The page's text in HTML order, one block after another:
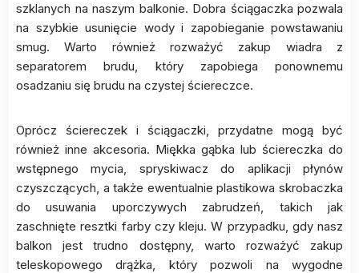
szklanych na naszym balkonie. Dobra ściągaczka pozwala
na szybkie usunięcie wody i zapobieganie powstawaniu
smug. Warto również rozważyć zakup wiadra z
separatorem brudu, który zapobiega ponownemu
osadzaniu się brudu na czystej ściereczce.
Oprócz ściereczek i ściągaczki, przydatne mogą być
również inne akcesoria. Miękka gąbka lub ściereczka do
wstępnego mycia, spryskiwacz do aplikacji płynów
czyszczących, a także ewentualnie plastikowa skrobaczka
do usuwania uporczywych zabrudzeń, takich jak
zaschnięte resztki farby czy kleju. W przypadku, gdy nasz
balkon jest trudno dostępny, warto rozważyć zakup
teleskopowego drążka, który pozwoli na wygodne